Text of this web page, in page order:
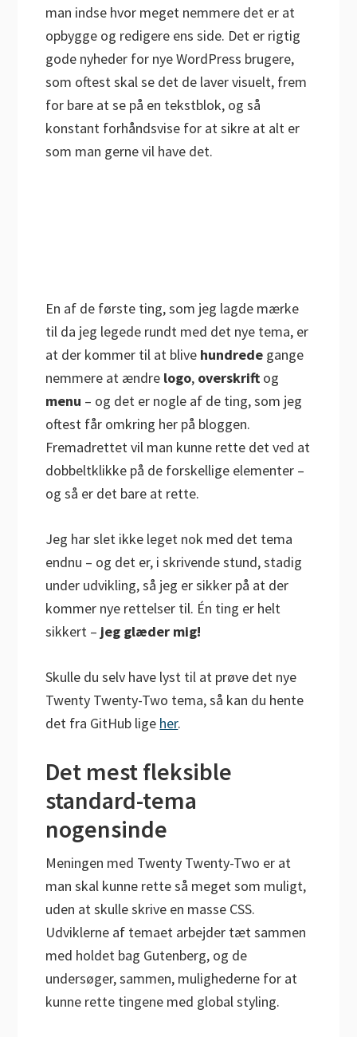
man indse hvor meget nemmere det er at
opbygge og redigere ens side. Det er rigtig
gode nyheder for nye WordPress brugere,
som oftest skal se det de laver visuelt, frem
for bare at se på en tekstblok, og så
konstant forhåndsvise for at sikre at alt er
som man gerne vil have det.
En af de første ting, som jeg lagde mærke
til da jeg legede rundt med det nye tema, er
at der kommer til at blive hundrede gange
nemmere at ændre logo, overskrift og
menu – og det er nogle af de ting, som jeg
oftest får omkring her på bloggen.
Fremadrettet vil man kunne rette det ved at
dobbeltklikke på de forskellige elementer –
og så er det bare at rette.
Jeg har slet ikke leget nok med det tema
endnu – og det er, i skrivende stund, stadig
under udvikling, så jeg er sikker på at der
kommer nye rettelser til. Én ting er helt
sikkert – jeg glæder mig!
Skulle du selv have lyst til at prøve det nye
Twenty Twenty-Two tema, så kan du hente
det fra GitHub lige her.
Det mest fleksible
standard-tema
nogensinde
Meningen med Twenty Twenty-Two er at
man skal kunne rette så meget som muligt,
uden at skulle skrive en masse CSS.
Udviklerne af temaet arbejder tæt sammen
med holdet bag Gutenberg, og de
undersøger, sammen, mulighederne for at
kunne rette tingene med global styling.